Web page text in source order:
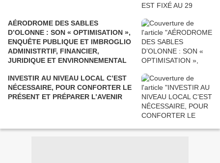
AÉRODROME DES SABLES
D’OLONNE : SON « OPTIMISATION »,
ENQUÊTE PUBLIQUE ET IMBROGLIO
ADMINISTRTIF, FINANCIER,
JURIDIQUE ET ENVIRONNEMENTAL
INVESTIR AU NIVEAU LOCAL C’EST
NÉCESSAIRE, POUR CONFORTER LE
PRÉSENT ET PRÉPARER L’AVENIR